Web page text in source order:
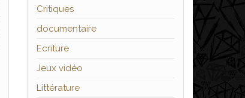
Critiques
documentaire
Ecriture
Jeux vidéo
Littérature